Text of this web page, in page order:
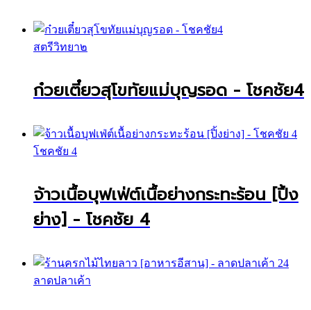
สตรีวิทยา๒
ก๋วยเตี๋ยวสุโขทัยแม่บุญรอด - โชคชัย4
โชคชัย 4
จ้าวเนื้อบุฟเฟ่ต์เนื้อย่างกระทะร้อน [ปิ้ง
ย่าง] - โชคชัย 4
ลาดปลาเค้า